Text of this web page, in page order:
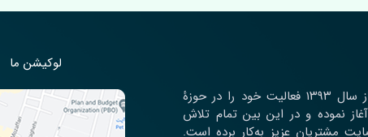
مجموعۀ تنشی پارت از سال ١٣٩٣ فعالیت خود را در حوزۀ
نموده و در این بین تمام تلاش
مشتریان عزیز به‌کار برده است.
لوکیشن ما